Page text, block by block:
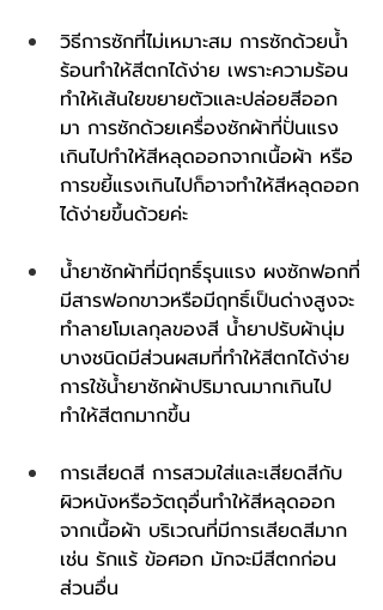
วิธีการซักที่ไม่เหมาะสม การซักด้วยน้ำ
ร้อนทำให้สีตกได้ง่าย เพราะความร้อน
ทำให้เส้นใยขยายตัวและปล่อยสีออก
มา การซักด้วยเครื่องซักผ้าที่ปั่นแรง
เกินไปทำให้สีหลุดออกจากเนื้อผ้า หรือ
การขยี้แรงเกินไปก็อาจทำให้สีหลุดออก
ได้ง่ายขึ้นด้วยค่ะ
น้ำยาซักผ้าที่มีฤทธิ์รุนแรง ผงซักฟอกที่
มีสารฟอกขาวหรือมีฤทธิ์เป็นด่างสูงจะ
ทำลายโมเลกุลของสี น้ำยาปรับผ้านุ่ม
บางชนิดมีส่วนผสมที่ทำให้สีตกได้ง่าย
การใช้น้ำยาซักผ้าปริมาณมากเกินไป
ทำให้สีตกมากขึ้น
การเสียดสี การสวมใส่และเสียดสีกับ
ผิวหนังหรือวัตถุอื่นทำให้สีหลุดออก
จากเนื้อผ้า บริเวณที่มีการเสียดสีมาก
เช่น รักแร้ ข้อศอก มักจะมีสีตกก่อน
ส่วนอื่น